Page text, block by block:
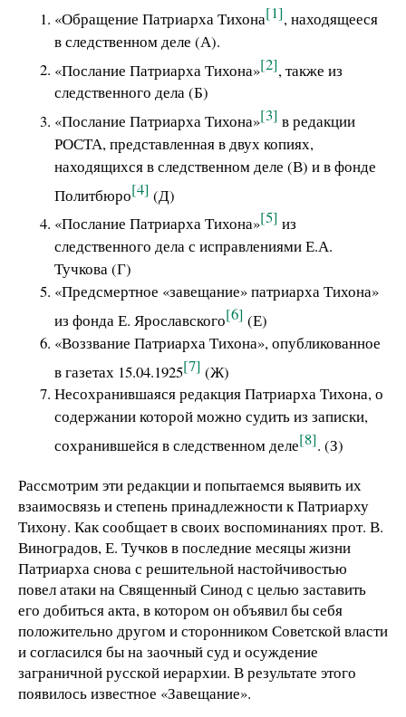
«Обращение Патриарха Тихона[1], находящееся
в следственном деле (А).
«Послание Патриарха Тихона»[2], также из
следственного дела (Б)
«Послание Патриарха Тихона»[3] в редакции
РОСТА, представленная в двух копиях,
находящихся в следственном деле (В) и в фонде
Политбюро[4] (Д)
«Послание Патриарха Тихона»[5] из
следственного дела с исправлениями Е.А.
Тучкова (Г)
«Предсмертное «завещание» патриарха Тихона»
из фонда Е. Ярославского[6] (Е)
«Воззвание Патриарха Тихона», опубликованное
в газетах 15.04.1925[7] (Ж)
Несохранившаяся редакция Патриарха Тихона, о
содержании которой можно судить из записки,
сохранившейся в следственном деле[8]. (З)
Рассмотрим эти редакции и попытаемся выявить их
взаимосвязь и степень принадлежности к Патриарху
Тихону. Как сообщает в своих воспоминаниях прот. В.
Виноградов, Е. Тучков в последние месяцы жизни
Патриарха снова с решительной настойчивостью
повел атаки на Священный Синод с целью заставить
его добиться акта, в котором он объявил бы себя
положительно другом и сторонником Советской власти
и согласился бы на заочный суд и осуждение
заграничной русской иерархии. В результате этого
появилось известное «Завещание».